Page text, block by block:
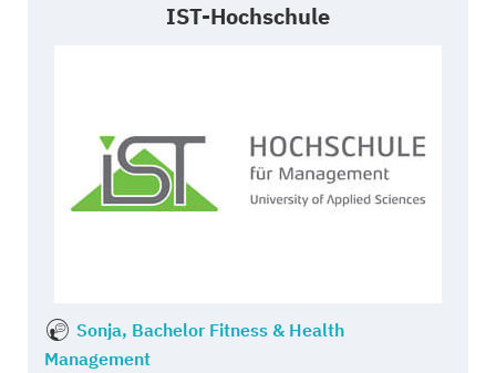
IST-Hochschule
Sonja, Bachelor Fitness & Health
Management